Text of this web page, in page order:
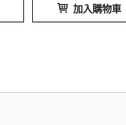
加入購物車